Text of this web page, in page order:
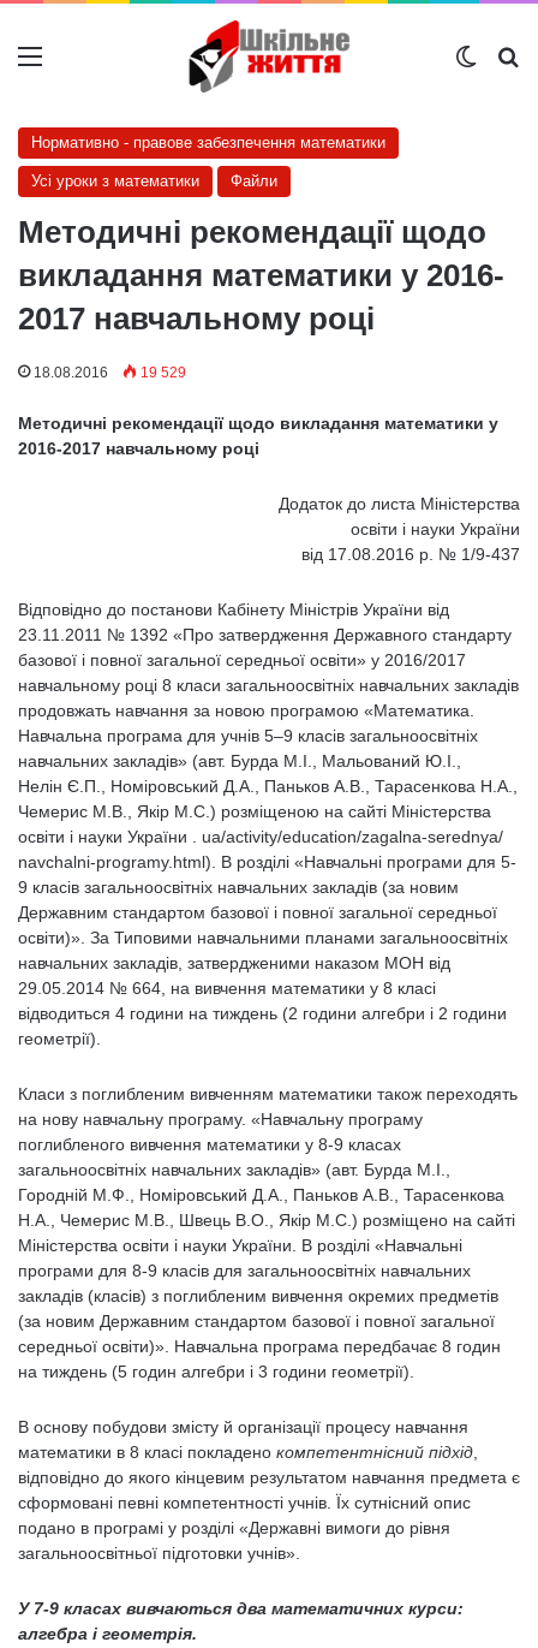
Меню
Нормативно - правове забезпечення математики
Усі уроки з математики Файли
Методичні рекомендації щодо
викладання математики у 2016-
2017 навчальному році
18.08.2016 19 529
Методичні рекомендації щодо викладання математики у
2016-2017 навчальному році
Додаток до листа Міністерства
освіти і науки України
від 17.08.2016 р. № 1/9-437
Відповідно до постанови Кабінету Міністрів України від
23.11.2011 № 1392 «Про затвердження Державного стандарту
базової і повної загальної середньої освіти» у 2016/2017
навчальному році 8 класи загальноосвітніх навчальних закладів
продовжать навчання за новою програмою «Математика.
Навчальна програма для учнів 5–9 класів загальноосвітніх
навчальних закладів» (авт. Бурда М.І., Мальований Ю.І.,
Нелін Є.П., Номіровський Д.А., Паньков А.В., Тарасенкова Н.А.,
Чемерис М.В., Якір М.С.) розміщеною на сайті Міністерства
освіти і науки України . ua/activity/education/zagalna-serednya/
navchalni-programy.html). В розділі «Навчальні програми для 5-
9 класів загальноосвітніх навчальних закладів (за новим
Державним стандартом базової і повної загальної середньої
освіти)». За Типовими навчальними планами загальноосвітніх
навчальних закладів, затвердженими наказом МОН від
29.05.2014 № 664, на вивчення математики у 8 класі
відводиться 4 години на тиждень (2 години алгебри і 2 години
геометрії).
Класи з поглибленим вивченням математики також переходять
на нову навчальну програму. «Навчальну програму
поглибленого вивчення математики у 8-9 класах
загальноосвітніх навчальних закладів» (авт. Бурда М.І.,
Городній М.Ф., Номіровський Д.А., Паньков А.В., Тарасенкова
Н.А., Чемерис М.В., Швець В.О., Якір М.С.) розміщено на сайті
Міністерства освіти і науки України. В розділі «Навчальні
програми для 8-9 класів для загальноосвітніх навчальних
закладів (класів) з поглибленим вивчення окремих предметів
(за новим Державним стандартом базової і повної загальної
середньої освіти)». Навчальна програма передбачає 8 годин
на тиждень (5 годин алгебри і 3 години геометрії).
В основу побудови змісту й організації процесу навчання
математики в 8 класі покладено компетентнісний підхід
відповідно до якого кінцевим результатом навчання предмета є
сформовані певні компетентності учнів. Їх сутнісний опис
подано в програмі у розділі «Державні вимоги до рівня
загальноосвітньої підготовки учнів».
У 7-9 класах вивчаються два математичних курси:
алгебра і геометрія.